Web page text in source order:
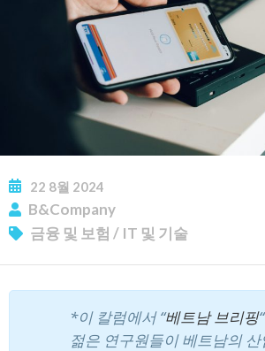
22 8월 2024
B&Company
금융 및 보험 / IT 및 기술
*이 칼럼에서 “베트남 브리핑
젊은 연구원들이 베트남의